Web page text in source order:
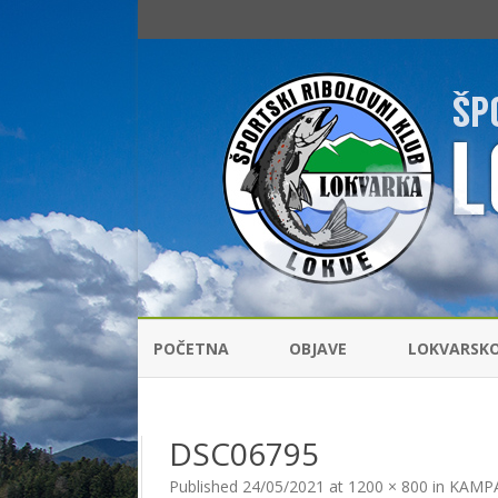
POČETNA OBJAVE
DSC06795
Published 24/05/2021 at 1200 × 800 in